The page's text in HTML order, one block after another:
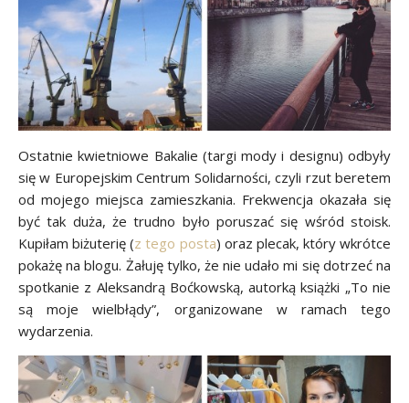
Ostatnie kwietniowe Bakalie (targi mody i designu) odbyły
się w Europejskim Centrum Solidarności, czyli rzut beretem
od mojego miejsca zamieszkania. Frekwencja okazała się
być tak duża, że trudno było poruszać się wśród stoisk.
Kupiłam biżuterię (z tego posta) oraz plecak, który wkrótce
pokażę na blogu. Żałuję tylko, że nie udało mi się dotrzeć na
spotkanie z Aleksandrą Boćkowską, autorką książki „To nie
są moje wielbłądy”, organizowane w ramach tego
wydarzenia.